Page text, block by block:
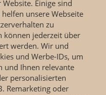
und wir freuen uns auf
der Geschäftsführung der
unterstützt das K!DZ-
Geschäftsführer der
übergeben und betonte:
Einrichtungen für die
aktuellen Zeiten nicht
die Uni-Kinderklinik gerne
Einige sind
unsere Webseite
zu
können jederzeit über
werden. Wir und
und Werbe-IDs, um
und Ihnen relevante
personalisierten
Remarketing oder